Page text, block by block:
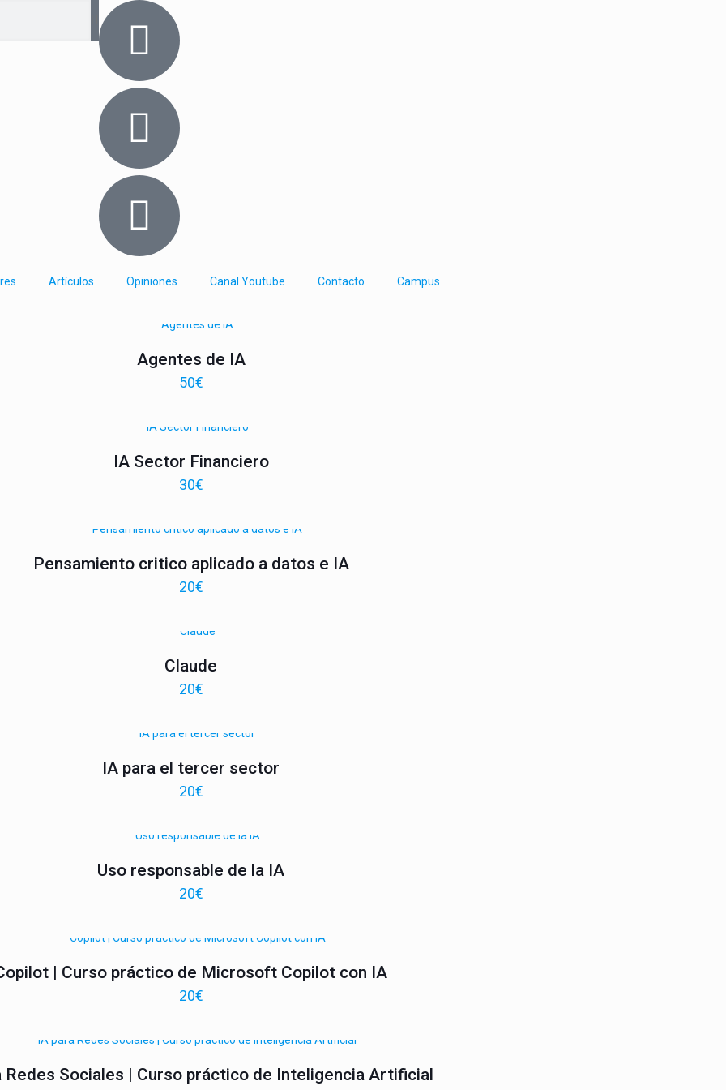
Artículos Opiniones Canal Youtube Contacto Campus
Agentes de IA
50€
IA Sector Financiero
30€
Pensamiento critico aplicado a datos e IA
20€
Claude
20€
IA para el tercer sector
20€
Uso responsable de la IA
20€
| Curso práctico de Microsoft Copilot con IA
20€
Redes Sociales | Curso práctico de Inteligencia Artificial